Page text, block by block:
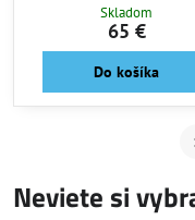
Skladom
65 €
Do košíka
Neviete si